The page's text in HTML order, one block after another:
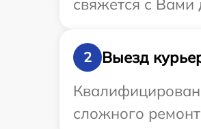
свяжется с Вами
2
Выезд
сложного